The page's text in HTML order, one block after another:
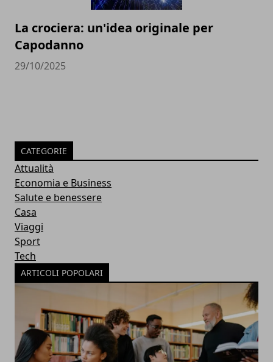
La crociera: un'idea originale per
Capodanno
29/10/2025
CATEGORIE
Attualità
Economia e Business
Salute e benessere
Casa
Viaggi
Sport
Tech
ARTICOLI POPOLARI